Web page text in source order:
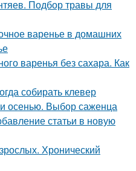
Подбор травы для
варенье в домашних
варенья без сахара. Как
собирать клевер
осенью. Выбор саженца
статьи в новую
Хронический